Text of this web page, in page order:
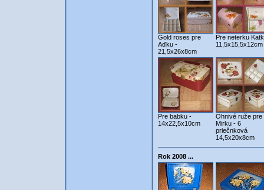
Gold roses pre
Aďku -
21,5x26x8cm
Pre neterku
11,5x15,5x12cm
Pre babku -
14x22,5x10cm
Ohnivé ruže pre
Mirku - 6
priečnková
14,5x20x8cm
Rok 2008 ...